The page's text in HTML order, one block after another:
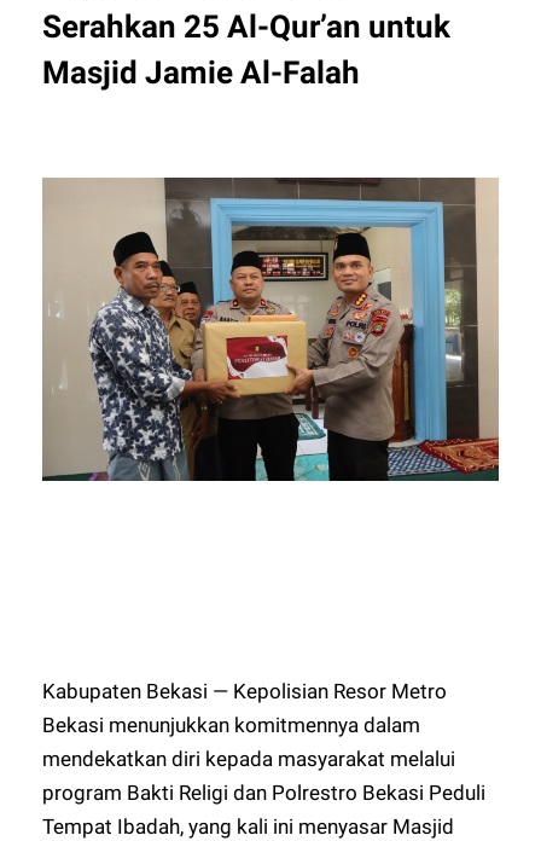
Serahkan 25 Al-Qur’an untuk
Masjid Jamie Al-Falah
Kabupaten Bekasi — Kepolisian Resor Metro
Bekasi menunjukkan komitmennya dalam
mendekatkan diri kepada masyarakat melalui
program Bakti Religi dan Polrestro Bekasi Peduli
Tempat Ibadah, yang kali ini menyasar Masjid